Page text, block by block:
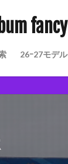
26ｰ27モデル